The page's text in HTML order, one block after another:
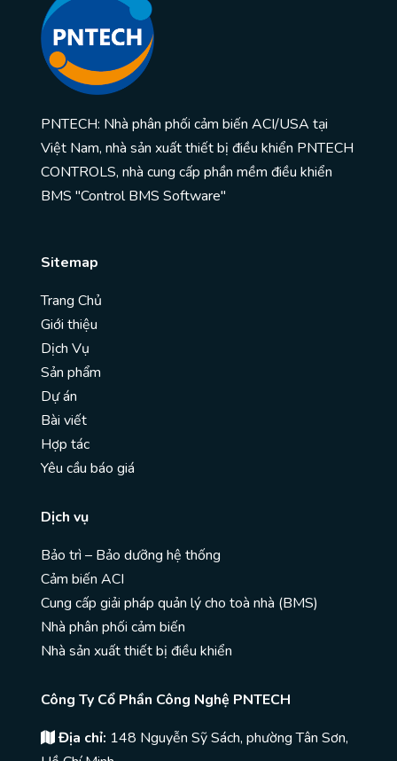
PNTECH: Nhà phân phối cảm biến ACI/USA tại
Việt Nam, nhà sản xuất thiết bị điều khiển PNTECH
CONTROLS, nhà cung cấp phần mềm điều khiển
BMS "Control BMS Software"
Sitemap
Trang Chủ
Giới thiệu
Dịch Vụ
Sản phẩm
Dự án
Bài viết
Hợp tác
Yêu cầu báo giá
Dịch vụ
Bảo trì – Bảo dưỡng hệ thống
Cảm biến ACI
Cung cấp giải pháp quản lý cho toà nhà (BMS)
Nhà phân phối cảm biến
Nhà sản xuất thiết bị điều khiển
Công Ty Cổ Phần Công Nghệ PNTECH
Địa chỉ: 148 Nguyễn Sỹ Sách, phường Tân Sơn,